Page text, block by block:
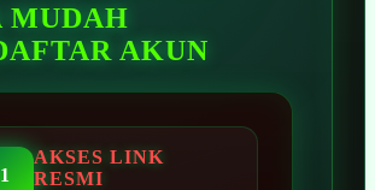
MUDAH
AKUN
1
AKSES LINK
RESMI